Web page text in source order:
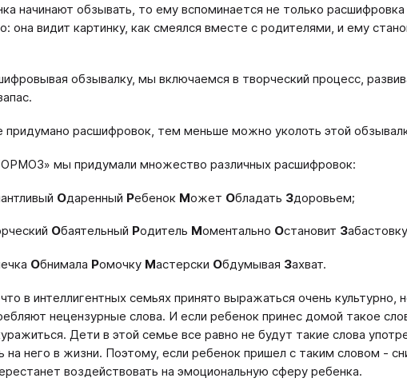
начинают обзывать, то ему вспоминается не только
она видит картинку, как смеялся вместе с родителями, и ему
обзывалку, мы включаемся в творческий процесс,
расшифровок, тем меньше можно уколоть этой
мы придумали множество различных расшифровок:
Одаренный Ребенок Может Обладать Здоровьем;
Обаятельный Родитель Моментально Остановит З
Обнимала Ромочку Мастерски Обдумывая Захват.
в интеллигентных семьях принято выражаться очень
нецензурные слова. И если ребенок принес домой такое
Дети в этой семье все равно не будут такие слова
на него в жизни. Поэтому, если ребенок пришел с таким словом -
воздействовать на эмоциональную сферу ребенка.